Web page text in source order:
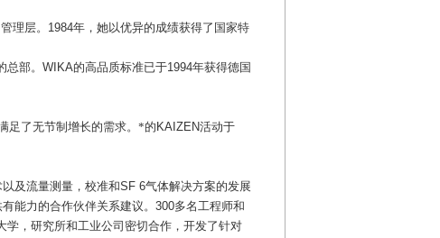
理层。 1984年，她以优异的成绩获得了国家特
部。 WIKA的高品质标准已于1994年获得德国
足了无节制增长的需求。*的KAIZEN活动于
及流量测量，校准和SF 6气体解决方案的发展
能力的合作伙伴关系建议。 300多名工程师和
，研究所和工业公司密切合作，开发了针对